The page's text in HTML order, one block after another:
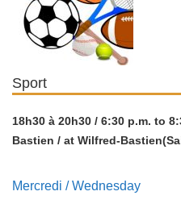
Sport
18h30 à 20h30 / 6:30 p.m. to
Bastien / at Wilfred-
Mercredi / Wednesday